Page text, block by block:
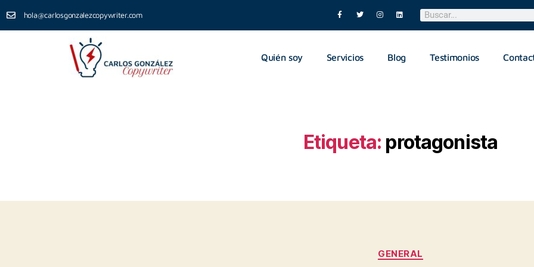
hola@carlosgonzalezcopywriter.com
Quién soy Servicios Blog Testimonios
Etiqueta: protagonista
GENERAL